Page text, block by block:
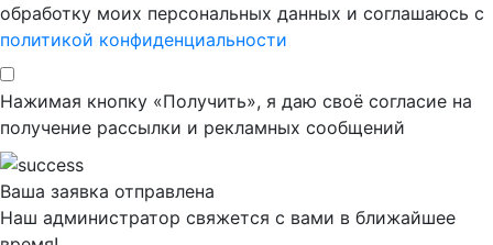
обработку моих персональных данных и соглашаюсь с
политикой конфиденциальности
Нажимая кнопку «Получить», я даю своё согласие на
получение рассылки и рекламных сообщений
Ваша заявка отправлена
Наш администратор свяжется с вами в ближайшее